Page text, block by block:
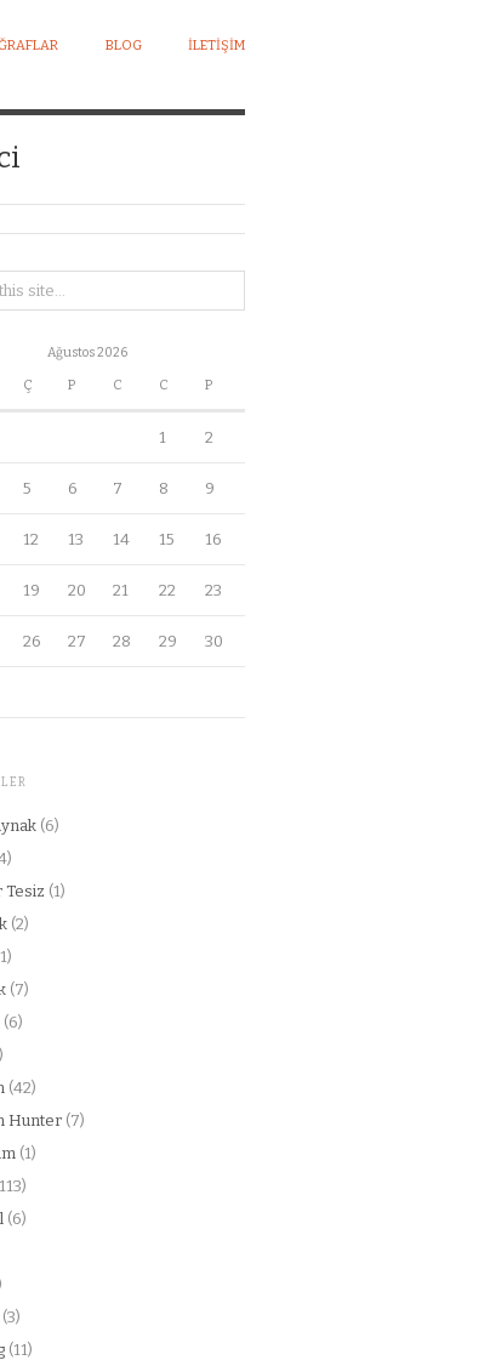
BLOG İLETIŞIM
Ağustos 2026
Ç P C C P
1 2
5 6 7 8 9
12 13 14 15 16
19 20 21 22 23
26 27 28 29 30
(6)
Tesiz (1)
(2)
(7)
(6)
(42)
Hunter (7)
(1)
(6)
(3)
(11)